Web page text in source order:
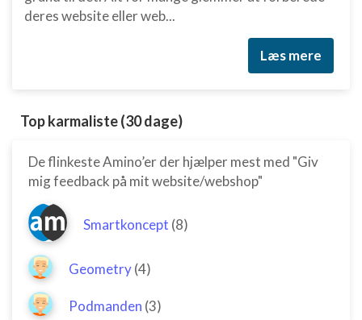
deres website eller web...
Læs mere
Top karmaliste (30 dage)
De flinkeste Amino’er der hjælper mest med "Giv
mig feedback på mit website/webshop"
Smartkoncept (8)
Geometry(4)
Podmanden (3)